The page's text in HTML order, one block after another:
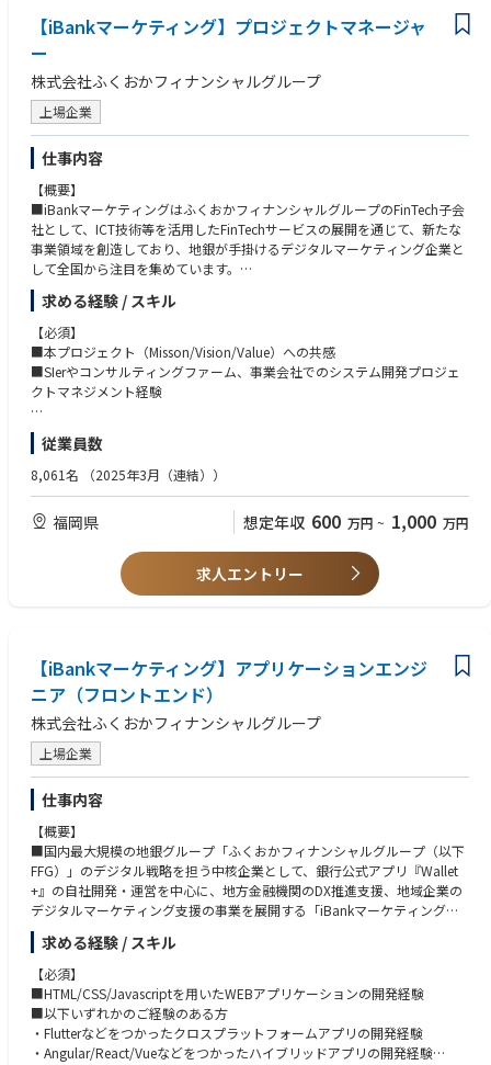
名古屋市千種区覚王山通８－１４ 税理士会ビル５階「名古屋税理士推進
支社」
静岡市葵区黒金町５９－６ 大同生命静岡ビル４階「静岡ＴＫＣ企業保険
支社」
岐阜県岐阜市吉野町６－１６ 岐阜スカイウォールビルディング４階「中
部ＴＫＣ企業保険支社三岐ＴＫＣ営業部」
浜松市中央区元城町２１６－１８ 浜松大同生命ビル３階「浜松ＴＫＣ企
業保険支社」
【近畿地区】
兵庫県神戸市中央区栄町通１－２－７ 大同生命神戸ビル３階「兵庫税理
士推進支社」
和歌山県和歌山市西汀丁３８ Ｒｅｇｕｌｕｓビル２階「南近畿ＴＫＣ企
業保険支社 阪和ＴＫＣ営業部」
【中国地区】
広島市中区紙屋町１－２－２７ 大同生命広島ビル５階「中国税理士共済
支社」
岡山市北区蕃山町９－１９ 岡山大同生命ビル７階「広島支社 中国代理
店営業部（岡山駐在）」
鳥取県鳥取市富安２－１５９ 久本ビル４階「中国ＴＫＣ企業保険支社山
福山市霞町１－２－１１ 太陽生命福山ビル７階「中国西ＴＫＣ企業保険
支社 福山推進課」
周南市本町１－３ 大同生命徳山ビル５階「中国西ＴＫＣ企業保険支社
徳島市八百屋町３－２６ ゲ－トウェイ徳島ビル４階「四国ＴＫＣ企業保
【九州地区(北九州、沖縄)】
推進支社」
福岡県北九州市小倉北区鍛冶町１－１０－１０ 大同生命北九州ビル５階
「九州代理店支社 北九州代理店推進課」
長崎県長崎市桜町５－３ 大同生命長崎ビル５階「九州北部税理士推進支
社 長崎推進課」
大分県大分市城崎町１－３－３１ ＡＩＧ大分ビル２階「南九州税理士推
進支社 大分推進課」
福岡市中央区西中洲１２－３３ 福岡大同生命ビル５階「九州ＴＫＣ企業
※エリアのため将来的に、一定地域内において転居を伴わない勤務地の変
更の可能性がございます※
■キャリアパス
・モデルケース（地域型）
１年目 約５２０万円 営業スタッフ 税理士代理店へのサポート営
業
５年目 約６３０万円 営業スタッフ（昇格） 税理士代理店へのサ
ポート営業
８年目 約８００万円 本社管理職 本社営業企画（チャレンジキャ
リア制度利用、本社希望する場合）
【iBankマーケティング】プロジェクトマネージャ
ー
株式会社ふくおかフィナンシャルグループ
上場企業
仕事内容
【概要】
■iBankマーケティングはふくおかフィナンシャルグループのFinTech子会
社として、ICT技術等を活用したFinTechサービスの展開を通じて、新たな
事業領域を創造しており、地銀が手掛けるデジタルマーケティング企業と
して全国から注目を集めています。
■そのiBankマーケティングが開発運営する金融アプリ「Wallet+」のシス
テム企画および新規開発案件のプロジェクトマネージャーを募集いたしま
す。
■ビジネス部門や開発ベンダをとりまとめながら案件を推進するととも
に、内製化も並行して進めていますので、内製化案件のマネジメント機会
もあります。
※ふくおかフィナンシャルグループもしくは福岡銀行にて採用後、iBank
【業務内容】
■「Wallet+」の新規機能追加/既存機能改修/バックログなどにおけるシス
テム企画およびプロジェクトマネージャー
・企画部門や開発ベンダ、内製化チーム等をとりまとめながらプロジェ
・システム的な機能/非機能の観点で案件内容の実現性検証やプロジェ
クトプランニングの実施
・内製化チームのリソースコントロートおよび案件のプロジェクトマネ
ジメント
・開発プロセスの改善（テスト自動化、セキュアコーディング、DevOP
Sツール導入等）
求める経験 / スキル
【必須】
■本プロジェクト（Misson/Vision/Value）への共感
■SIerやコンサルティングファーム、事業会社でのシステム開発プロジェ
クトマネジメント経験
【推奨】
■金融系アプリのシステム開発/運用に興味がある方
■WEB系システム開発でのPM orリーダ経験
可、モバイルアプリの経験があれば尚可）
■既存のやり方に固執せず、柔軟かつスピーディに対応できるマインドが
【歓迎スキル／要件】
■デジタルマーケティングに関する知識・経験
■最新技術への好奇心/キャッチアップ能力
従業員数
8,061名 （2025年3月（連結））
福岡県 想定年収 600 万円 ~ 1,000 万円
求人エントリー
【iBankマーケティング】アプリケーションエンジ
ニア（フロントエンド）
株式会社ふくおかフィナンシャルグループ
上場企業
仕事内容
【概要】
■国内最大規模の地銀グループ「ふくおかフィナンシャルグループ（以下
FFG）」のデジタル戦略を担う中核企業として、銀行公式アプリ『Wallet
+』の自社開発・運営を中心に、地方金融機関のDX推進支援、地域企業の
デジタルマーケティング支援の事業を展開する「iBankマーケティング株
式会社」でエンジニアを募集しています。
■現在、「Wallet+」は全国１１行の地方銀行（※2025年12月時点）に導
入いただいており、300万ダウンロードを突破しました。
今後も導入銀行、アプリユーザーの拡大を見込んでおり、ユーザー体験の
最大化を実現するため機能拡充を目指しています。
■そこで、開発組織を強化するためフロントエンドエンジニアを募集して
います。
求める経験 / スキル
【必須】
■HTML/CSS/Javascriptを用いたWEBアプリケーションの開発経験
■以下いずれかのご経験のある方
・Flutterなどをつかったクロスプラットフォームアプリの開発経験
・Angular/React/Vueなどをつかったハイブリッドアプリの開発経験